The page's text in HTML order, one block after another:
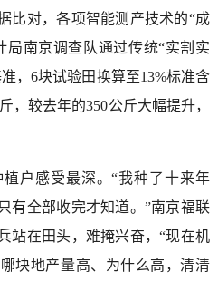
比对，各项智能测产技术的“成
局南京调查队通过传统“实割实
，6块试验田换算至13%标准含
，较去年的350公斤大幅提升，
户感受最深。“我种了十来年
有全部收完才知道。”南京福联
站在田头，难掩兴奋，“现在机
块地产量高、为什么高，清清